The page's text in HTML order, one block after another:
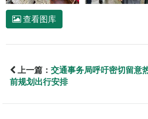
查看图库
上一篇： 交通事务局呼吁密切留意
前规划出行安排